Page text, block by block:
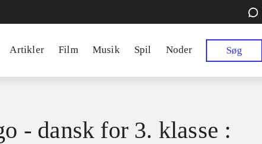
Artikler Film Musik Spil Noder Søg
- dansk for 3. klasse :